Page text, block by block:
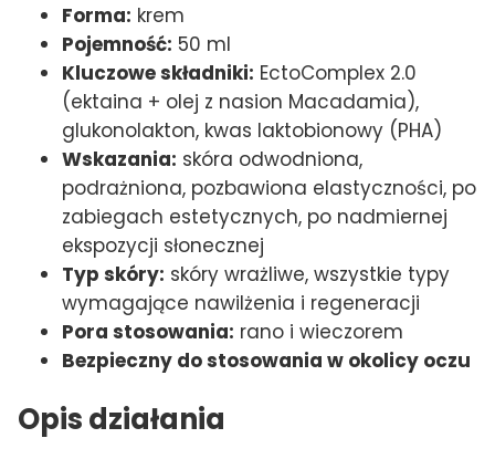
Forma: krem
Pojemność: 50 ml
Kluczowe składniki: EctoComplex 2.0
(ektaina + olej z nasion Macadamia),
glukonolakton, kwas laktobionowy (PHA)
Wskazania: skóra odwodniona,
podrażniona, pozbawiona elastyczności, po
zabiegach estetycznych, po nadmiernej
ekspozycji słonecznej
Typ skóry: skóry wrażliwe, wszystkie typy
wymagające nawilżenia i regeneracji
Pora stosowania: rano i wieczorem
Bezpieczny do stosowania w okolicy oczu
Opis działania